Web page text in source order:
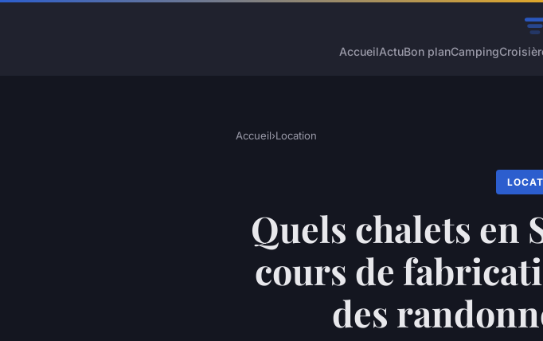
AccueilActuBon planCamping
Accueil›Location
Quels chalets en
cours de
des